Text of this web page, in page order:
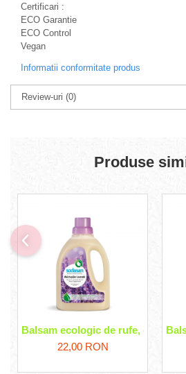
Certificari :
ECO Garantie
ECO Control
Vegan
Informatii conformitate produs
Review-uri (0)
Produse
Balsam ecologic de rufe, cu
22,00 RON